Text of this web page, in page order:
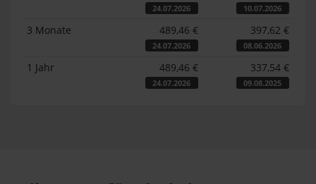
24.07.2026 10.07.2026
3 Monate 489,46 €
24.07.2026
397,62 €
08.06.2026
1 Jahr 489,46 €
24.07.2026
337,54 €
09.08.2025